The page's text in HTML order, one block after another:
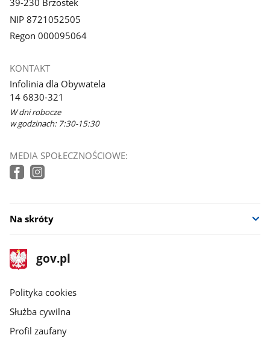
NIP 8721052505
Regon 000095064
KONTAKT
Infolinia dla Obywatela
14 6830-321
W dni robocze
w godzinach: 7:30-15:30
MEDIA SPOŁECZNOŚCIOWE:
Na skróty
stopka
gov.pl
Strona
gov.pl
gov.pl
Polityka cookies
Służba cywilna
Profil zaufany